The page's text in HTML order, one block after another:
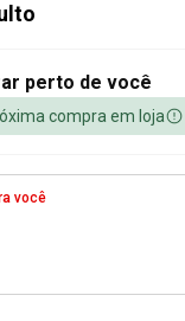
perto de você
compra em loja
você